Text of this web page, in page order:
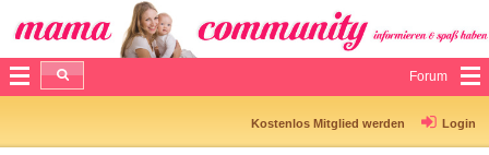
Forum
Kostenlos Mitglied werden Login